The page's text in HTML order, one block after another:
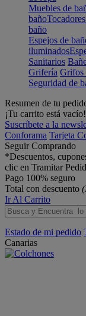
Muebles de
baño
baño
Espejos de
iluminados
Sanitarios
Grifería Grifos
Seguridad de
Resumen de tu
¡Tu carrito está vacío!
Suscríbete a la
Conforama Tarjeta
Seguir Comprando
*Descuentos,
clic en Tramitar
Pago 100% seguro
Total con descuento
Ir Al Carrito
Estado de mi pedido
Canarias